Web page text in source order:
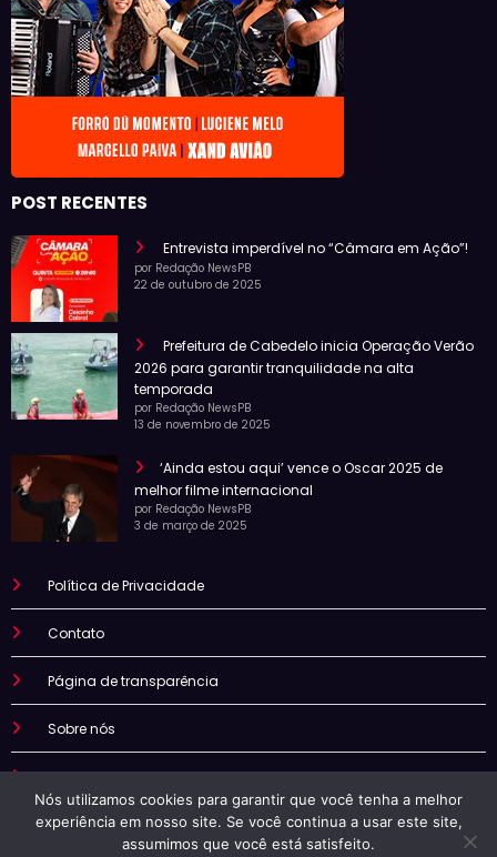
POST RECENTES
Entrevista imperdível no “Câmara em Ação”!
por Redação NewsPB
22 de outubro de 2025
Prefeitura de Cabedelo inicia Operação Verão
2026 para garantir tranquilidade na alta
temporada
por Redação NewsPB
13 de novembro de 2025
‘Ainda estou aqui’ vence o Oscar 2025 de
melhor filme internacional
por Redação NewsPB
3 de março de 2025
Política de Privacidade
Contato
Página de transparência
Sobre nós
Termo de uso
Nós utilizamos cookies para garantir que você tenha a melhor
experiência em nosso site. Se você continua a usar este site,
assumimos que você está satisfeito.